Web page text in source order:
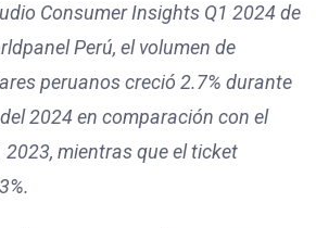
Consumer Insights Q1 2024 de
Perú, el volumen de
peruanos creció 2.7% durante
2024 en comparación con el
mientras que el ticket